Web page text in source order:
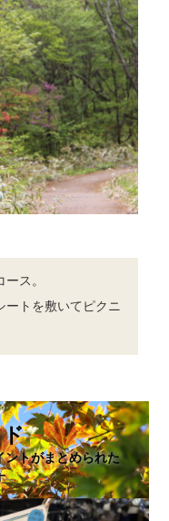
ス。
ートを敷いてピクニ
ントがまとめられた